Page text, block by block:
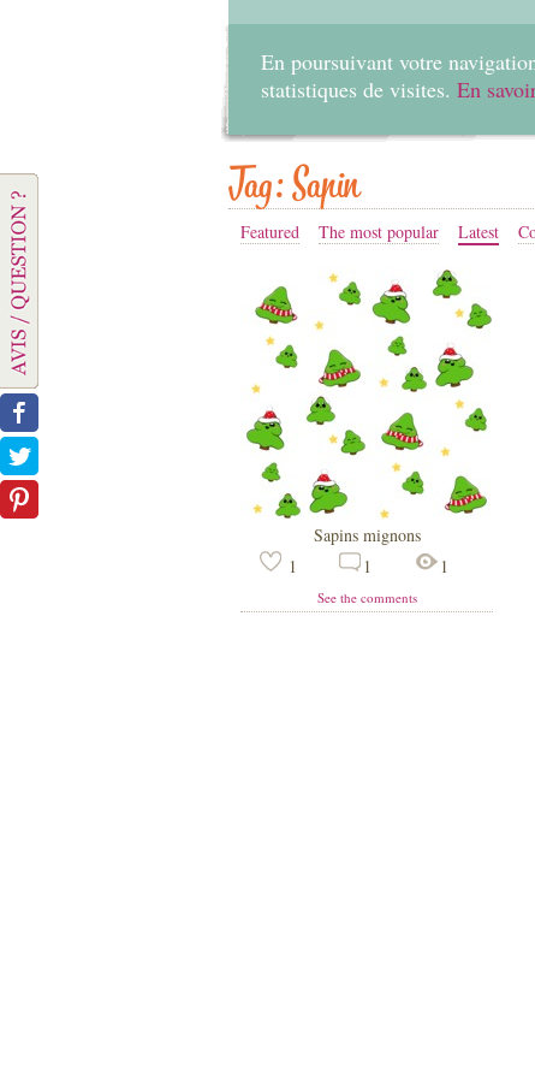
En poursuivant votre
statistiques de visites. En
Tag: Sapin
Featured The most popular Latest
Sapins mignons
1
1 1
See the comments